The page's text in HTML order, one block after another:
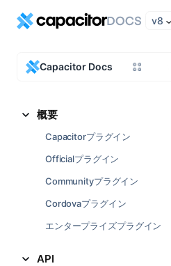
v8
Capacitor Docs
概要
Capacitorプラグイン
Officialプラグイン
Communityプラグイン
Cordovaプラグイン
エンタープライズプラグイン
API